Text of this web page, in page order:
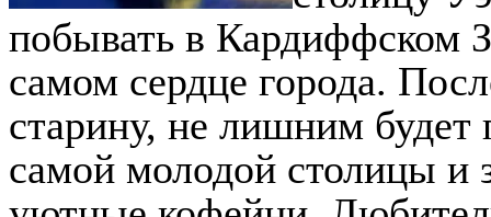
побывать в Кардиффском
самом сердце города.
старину, не лишним
самой молодой столицы и